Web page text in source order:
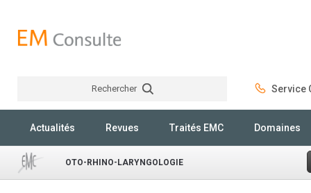
Rechercher Service
Actualités Revues Traités EMC Domaines
OTO-RHINO-LARYNGOLOGIE